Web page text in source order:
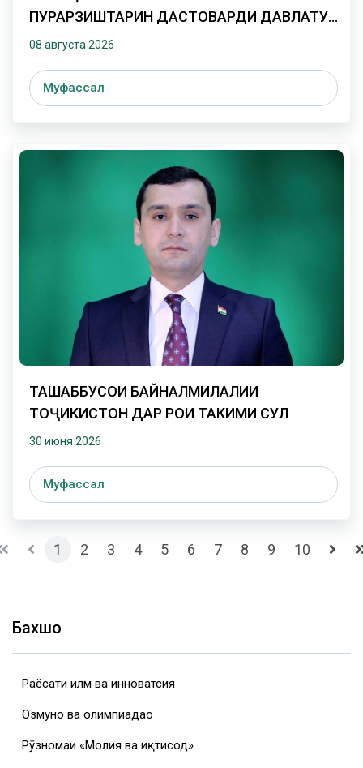
ПУРАРЗИШТАРИН ДАСТОВАРДИ ДАВЛАТУ
МИЛЛАТИ ТОҶДОРИ ТОҶИК
08 августа 2026
Муфассал
ТАШАББУСҲОИ БАЙНАЛМИЛАЛИИ
ТОҶИКИСТОН ДАР РОҲИ ТАҲКИМИ СУЛҲ
30 июня 2026
Муфассал
1 2 3 4 5 6 7 8 9 10
Бахшҳо
Раёсати илм ва инноватсия
Озмунҳо ва олимпиадаҳо
Рӯзномаи «Молия ва иқтисод»